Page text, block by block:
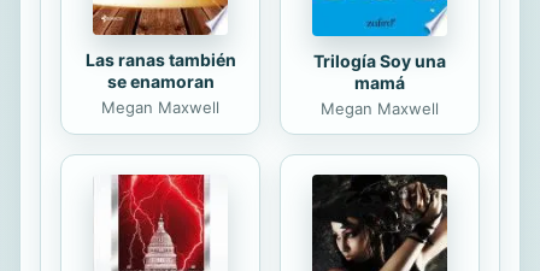
Las ranas también
se enamoran
Megan Maxwell
Trilogía Soy una
mamá
Megan Maxwell